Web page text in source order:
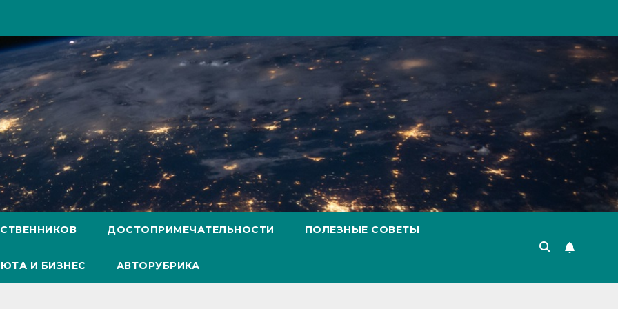
ДОСТОПРИМЕЧАТЕЛЬНОСТИ ПОЛЕЗНЫЕ СОВЕТЫ
И БИЗНЕС АВТОРУБРИКА